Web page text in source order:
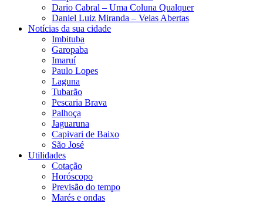
Dario Cabral – Uma Coluna Qualquer
Daniel Luiz Miranda – Veias Abertas
Notícias da sua cidade
Imbituba
Garopaba
Imaruí
Paulo Lopes
Laguna
Tubarão
Pescaria Brava
Palhoça
Jaguaruna
Capivari de Baixo
São José
Utilidades
Cotação
Horóscopo
Previsão do tempo
Marés e ondas